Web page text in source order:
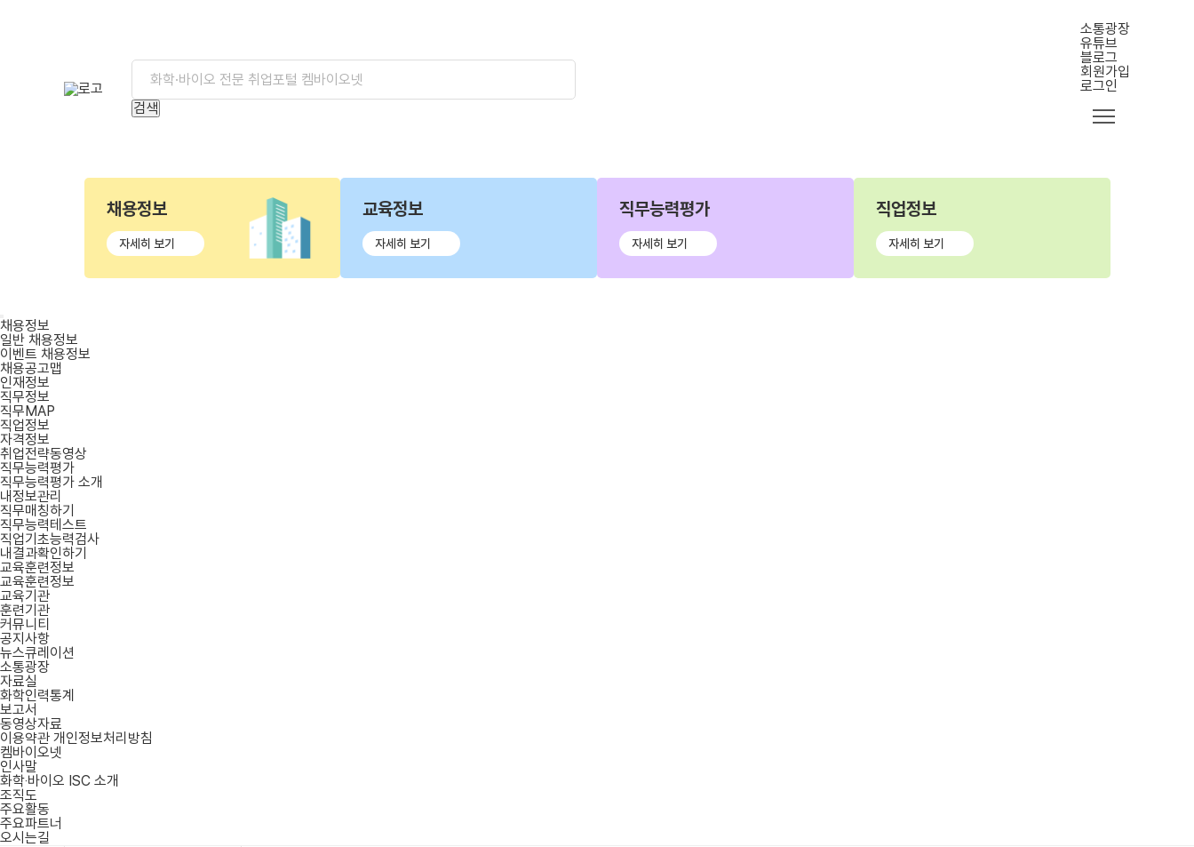
검색
소통광장
유튜브
블로그
회원가입
로그인
채용정보
자세히 보기
교육정보
자세히 보기
직무능력평가
자세히 보기
직업정보
자세히 보기
채용정보
일반 채용정보
이벤트 채용정보
채용공고맵
인재정보
직무정보
직무MAP
직업정보
자격정보
취업전략동영상
직무능력평가
직무능력평가 소개
내정보관리
직무매칭하기
직무능력테스트
직업기초능력검사
내결과확인하기
교육훈련정보
교육훈련정보
교육기관
훈련기관
커뮤니티
공지사항
뉴스큐레이션
소통광장
자료실
화학인력통계
보고서
동영상자료
이용약관 개인정보처리방침
켐바이오넷
인사말
화학‧바이오 ISC 소개
조직도
주요활동
주요파트너
오시는길